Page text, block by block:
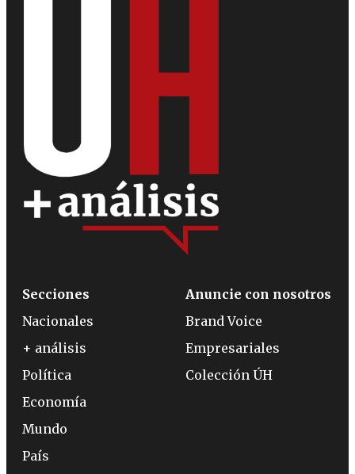
Secciones
Nacionales
+ análisis
Política
Economía
Mundo
País
Anuncie con nosotros
Brand Voice
Empresariales
Colección ÚH